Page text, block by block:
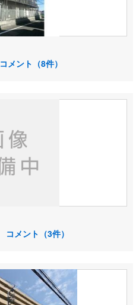
コメント（8件）
コメント（3件）